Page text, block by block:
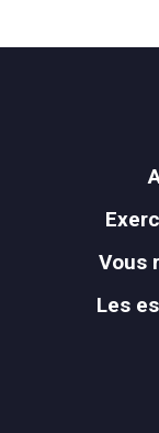
Vous
Les